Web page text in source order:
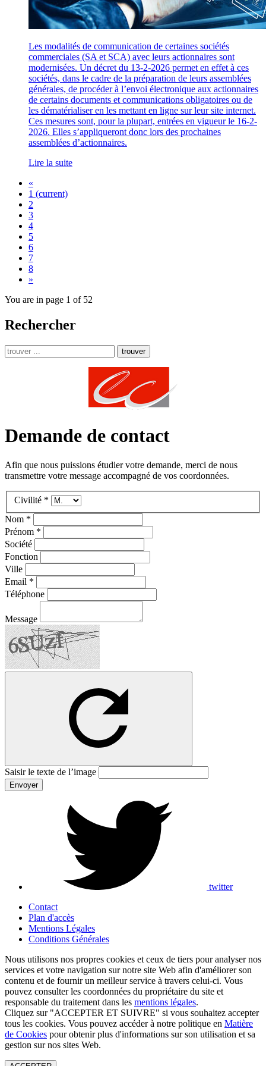
Les modalités de communication de certaines sociétés
commerciales (SA et SCA) avec leurs actionnaires sont
modernisées. Un décret du 13-2-2026 permet en effet à ces
sociétés, dans le cadre de la préparation de leurs assemblées
générales, de procéder à l’envoi électronique aux actionnaires
de certains documents et communications obligatoires ou de
les dématérialiser en les mettant en ligne sur leur site internet.
Ces mesures sont, pour la plupart, entrées en vigueur le 16-2-
2026. Elles s’appliqueront donc lors des prochaines
assemblées d’actionnaires.
Lire la suite
«
1 (current)
2
3
4
5
6
7
8
»
You are in page 1 of 52
Rechercher
trouver
Demande de contact
Afin que nous puissions étudier votre demande, merci de nous
transmettre votre message accompagné de vos coordonnées.
Civilité *
Nom *
Prénom *
Société
Fonction
Ville
Email *
Téléphone
Message
Saisir le texte de l’image
Envoyer
twitter
Contact
Plan d'accès
Mentions Légales
Conditions Générales
Nous utilisons nos propres cookies et ceux de tiers pour analyser nos
services et votre navigation sur notre site Web afin d'améliorer son
contenu et de fournir un meilleur service à travers celui-ci. Vous
pouvez consulter les coordonnées du propriétaire du site et
responsable du traitement dans les mentions légales.
Cliquez sur "ACCEPTER ET SUIVRE" si vous souhaitez accepter
tous les cookies. Vous pouvez accéder à notre politique en Matière
de Cookies pour obtenir plus d'informations sur son utilisation et sa
gestion sur nos sites Web.